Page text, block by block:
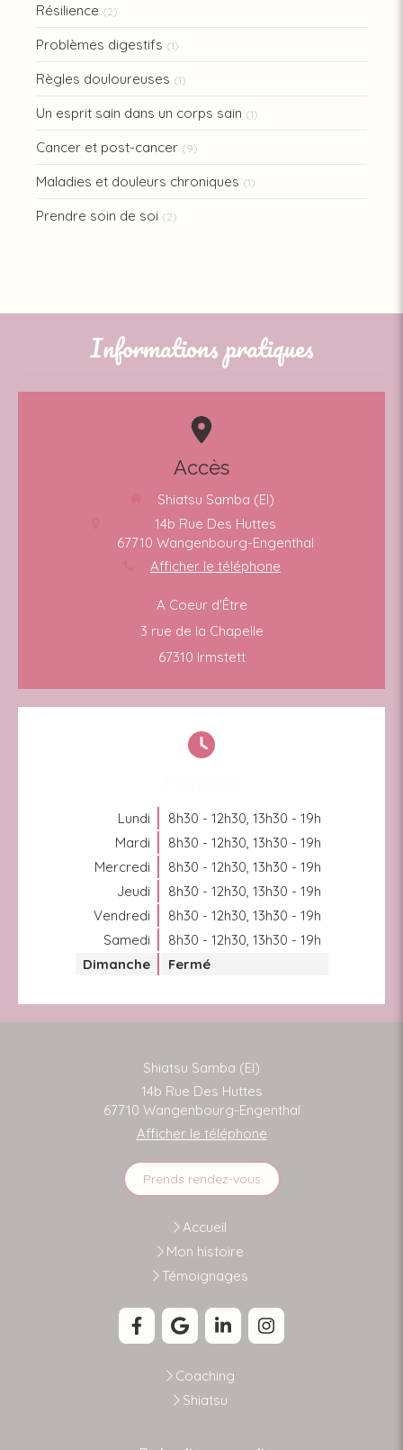
Résilience (2)
Problèmes digestifs (1)
Règles douloureuses (1)
Un esprit sain dans un corps sain (1)
Cancer et post-cancer (9)
Maladies et douleurs chroniques (1)
Prendre soin de soi (2)
Informations pratiques
Accès
Shiatsu Samba (EI)
14b Rue Des Huttes
67710 Wangenbourg-Engenthal
Afficher le téléphone
A Coeur d'Être
3 rue de la Chapelle
67310 Irmstett
Lundi 8h30 - 12h30 13h30 - 19h
Mardi
8h30 - 12h30 13h30 - 19h
Mercredi
8h30 - 12h30 13h30 - 19h
Jeudi
8h30 - 12h30 13h30 - 19h
Vendredi
8h30 - 12h30 13h30 - 19h
Samedi
8h30 - 12h30 13h30 - 19h
Dimanche
Fermé
Shiatsu Samba (EI)
14b Rue Des Huttes
67710 Wangenbourg-Engenthal
Afficher le téléphone
Prends rendez-vous
Accueil
Mon histoire
Témoignages
Coaching
Shiatsu